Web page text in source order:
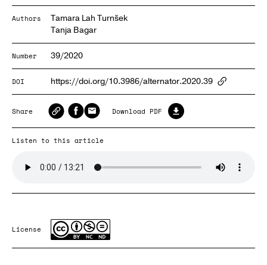
Authors
Tamara Lah Turnšek
Tanja Bagar
Number 39/2020
DOI https://doi.org/10.3986/alternator.2020.39
Share Download PDF
Listen to this article
License